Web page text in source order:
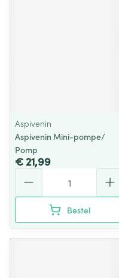
Aspivenin
Aspivenin Mini-pompe/
Pomp
€ 21,99
Bestel